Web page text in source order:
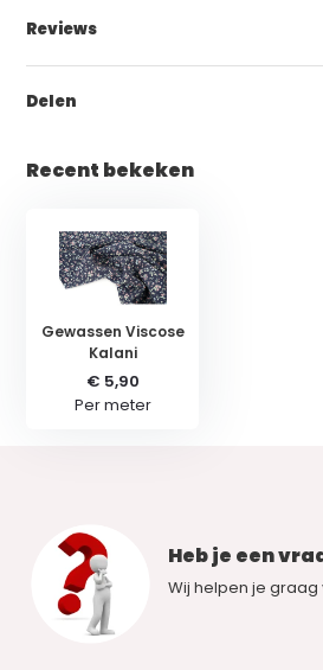
Reviews
Delen
Recent bekeken
Gewassen Viscose
Kalani
€ 5,90
Per meter
Heb je een
Wij helpen je graag